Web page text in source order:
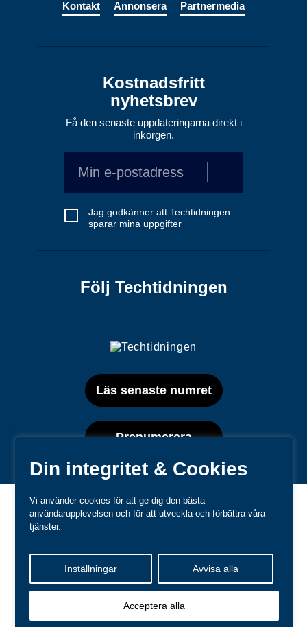
Din integritet & Cookies
Vi använder cookies för att ge dig den bästa
användarupplevelsen och för att utveckla och förbättra våra
tjänster.
Inställningar Avvisa alla
Acceptera alla
Kontakt Annonsera Partnermedia
Kostnadsfritt
nyhetsbrev
Få den senaste uppdateringarna direkt i
inkorgen.
Jag godkänner att Techtidningen
sparar mina uppgifter
Följ Techtidningen
Läs senaste numret
Prenumerera
Kundtjänst